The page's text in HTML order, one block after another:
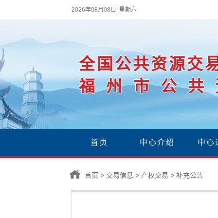
2026年08月08日 星期六
全国公共资源交
福州市公
首页 中心介绍 中心
首页 > 交易信息 > 产权交易 > 补充公告